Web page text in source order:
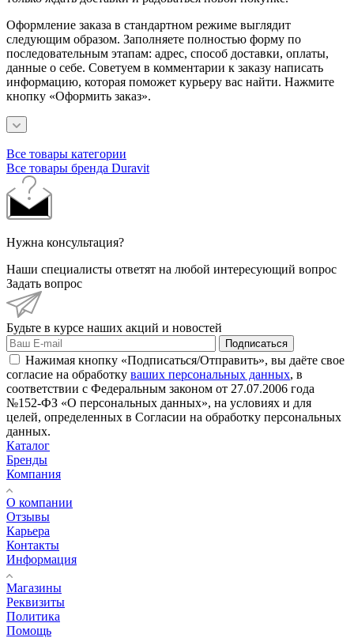
Оформление заказа в стандартном режиме выглядит
следующим образом. Заполняете полностью форму по
последовательным этапам: адрес, способ доставки, оплаты,
данные о себе. Советуем в комментарии к заказу написать
информацию, которая поможет курьеру вас найти. Нажмите
кнопку «Оформить заказ».
Все товары категории
Все товары бренда Duravit
Нужна консультация?
Наши специалисты ответят на любой интересующий вопрос
Задать вопрос
Будьте в курсе наших акций и новостей
Подписаться
Нажимая кнопку «Подписаться/Отправить», вы даёте свое
согласие на обработку ваших персональных данных, в
соответствии с Федеральным законом от 27.07.2006 года
№152-ФЗ «О персональных данных», на условиях и для
целей, определенных в Согласии на обработку персональных
данных.
Каталог
Бренды
Компания
О компании
Отзывы
Карьера
Контакты
Информация
Магазины
Реквизиты
Политика
Помощь